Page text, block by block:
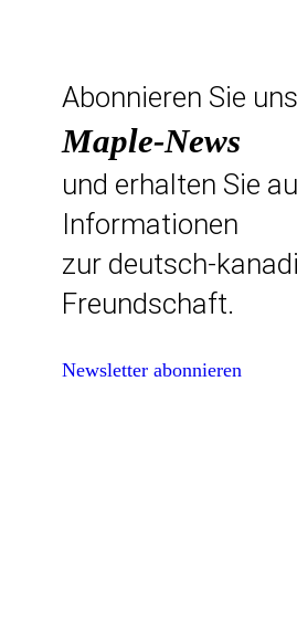
Abonnieren Sie
Maple-News
und erhalten Sie
Informationen
zur deutsch-
Freundschaft.
Newsletter abonnieren